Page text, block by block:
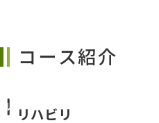
コース紹介
リハビリ